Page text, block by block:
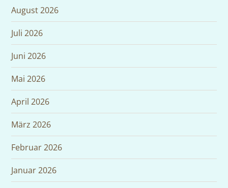
August 2026
Juli 2026
Juni 2026
Mai 2026
April 2026
März 2026
Februar 2026
Januar 2026